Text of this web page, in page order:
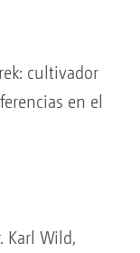
cultivador
en el
Karl Wild,